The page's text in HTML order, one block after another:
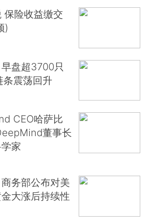
保险收益缴交
)
早盘超3700只
条震荡回升
CEO哈萨比
董事长
家
商务部公布对美
大涨后持续性